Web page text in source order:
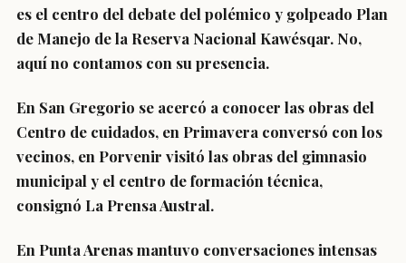
es el centro del debate del polémico y golpeado Plan
de Manejo de la Reserva Nacional Kawésqar. No,
aquí no contamos con su presencia.
En San Gregorio se acercó a conocer las obras del
Centro de cuidados, en Primavera conversó con los
vecinos, en Porvenir visitó las obras del gimnasio
municipal y el centro de formación técnica,
consignó La Prensa Austral.
En Punta Arenas mantuvo conversaciones intensas